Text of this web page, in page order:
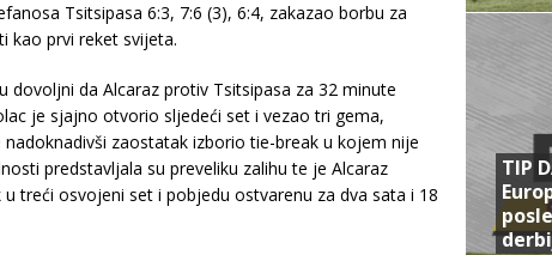
Tsitsipasa 6:3, 7:6 (3), 6:4, zakazao borbu za
kao prvi reket svijeta.
da Alcaraz protiv Tsitsipasa za 32 minute
je sjajno otvorio sljedeći set i vezao tri gema,
zaostatak izborio tie-break u kojem nije
predstavljala su preveliku zalihu te je Alcaraz
treći osvojeni set i pobjedu ostvarenu za dva sata i 18
TIP